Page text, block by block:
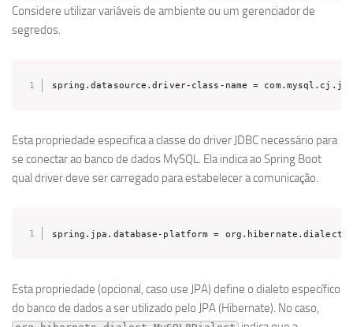
Considere utilizar variáveis de ambiente ou um gerenciador de
segredos.
spring.datasource.driver-class-name =
Esta propriedade especifica a classe do driver JDBC necessário para
se conectar ao banco de dados MySQL. Ela indica ao Spring Boot
qual driver deve ser carregado para estabelecer a comunicação.
spring.jpa.database-platform =
Esta propriedade (opcional, caso use JPA) define o dialeto específico
do banco de dados a ser utilizado pelo JPA (Hibernate). No caso,